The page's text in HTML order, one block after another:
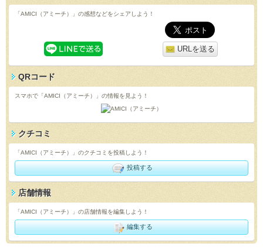
「AMICI（アミーチ）」の感想などをシェアしよう！
URLを送る
QRコード
スマホで「AMICI（アミーチ）」の情報を見よう！
クチコミ
「AMICI（アミーチ）」のクチコミを投稿しよう！
投稿する
店舗情報
「AMICI（アミーチ）」の店舗情報を編集しよう！
編集する